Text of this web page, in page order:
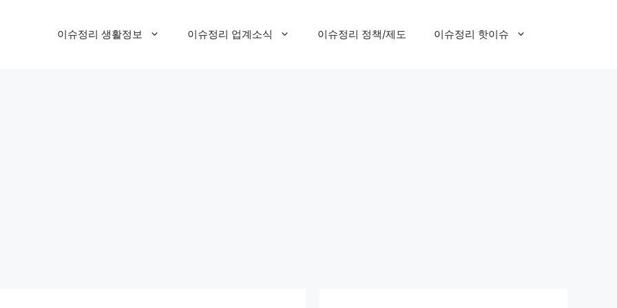
이슈정리 생활정보 이슈정리 업계소식 이슈정리 정책/제도 이슈정리 핫이슈